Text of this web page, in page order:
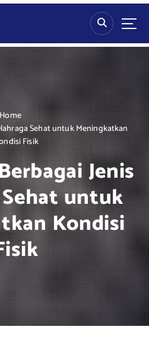
Home
Sehat untuk Meningkatkan
Fisik
Jenis
untuk
Kondisi